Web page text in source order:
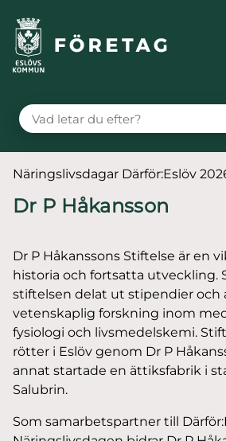
till innehåll
huvudmeny
till sidomeny
VAD LETAR DU EFTER?
Du är här:
Näringslivsdagar Därför:Eslöv
Dr P Håkansson
Dr P Håkanssons Stiftelse är en
historia och fortsatta utveckling.
stiftelsen delat ut stipendier och
vetenskaplig forskning inom
fysiologi och livsmedelskemi.
rötter i Eslöv genom Dr P
annat startade en ättiksfabrik i
Salubrin.
Som samarbetspartner till